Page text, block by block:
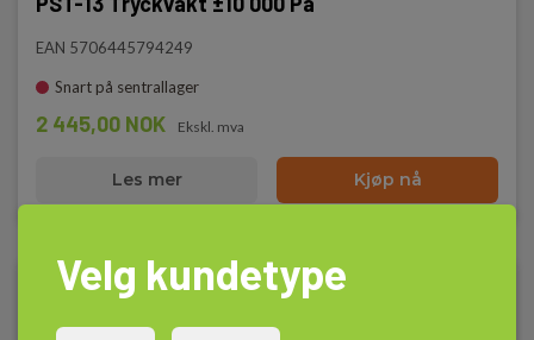
EAN 5706445794249
Snart på sentrallager
2 445,00 NOK Ekskl. mva
Les mer Kjøp nå
Velg kundetype